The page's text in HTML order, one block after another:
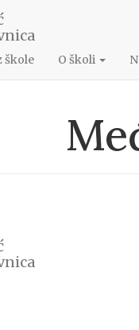
kc.skole.hr
škole O školi